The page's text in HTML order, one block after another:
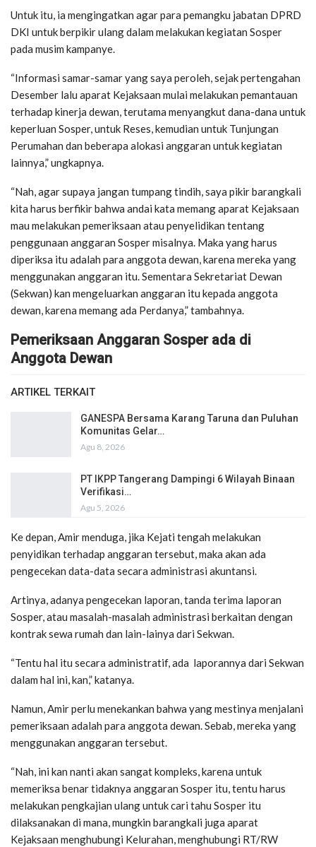
Untuk itu, ia mengingatkan agar para pemangku jabatan DPRD
DKI untuk berpikir ulang dalam melakukan kegiatan Sosper
pada musim kampanye.
“Informasi samar-samar yang saya peroleh, sejak pertengahan
Desember lalu aparat Kejaksaan mulai melakukan pemantauan
terhadap kinerja dewan, terutama menyangkut dana-dana untuk
keperluan Sosper, untuk Reses, kemudian untuk Tunjungan
Perumahan dan beberapa alokasi anggaran untuk kegiatan
lainnya,” ungkapnya.
“Nah, agar supaya jangan tumpang tindih, saya pikir barangkali
kita harus berfikir bahwa andai kata memang aparat Kejaksaan
mau melakukan pemeriksaan atau penyelidikan tentang
penggunaan anggaran Sosper misalnya. Maka yang harus
diperiksa itu adalah para anggota dewan, karena mereka yang
menggunakan anggaran itu. Sementara Sekretariat Dewan
(Sekwan) kan mengeluarkan anggaran itu kepada anggota
dewan, karena memang ada Perdanya,” tambahnya.
Pemeriksaan Anggaran Sosper ada di
Anggota Dewan
ARTIKEL TERKAIT
GANESPA Bersama Karang Taruna dan Puluhan
Komunitas Gelar…
Agu 8, 2026
PT IKPP Tangerang Dampingi 6 Wilayah Binaan
Verifikasi…
Agu 5, 2026
Ke depan, Amir menduga, jika Kejati tengah melakukan
penyidikan terhadap anggaran tersebut, maka akan ada
pengecekan data-data secara administrasi akuntansi.
Artinya, adanya pengecekan laporan, tanda terima laporan
Sosper, atau masalah-masalah administrasi berkaitan dengan
kontrak sewa rumah dan lain-lainya dari Sekwan.
“Tentu hal itu secara administratif, ada laporannya dari Sekwan
dalam hal ini, kan,” katanya.
Namun, Amir perlu menekankan bahwa yang mestinya menjalani
pemeriksaan adalah para anggota dewan. Sebab, mereka yang
menggunakan anggaran tersebut.
“Nah, ini kan nanti akan sangat kompleks, karena untuk
memeriksa benar tidaknya anggaran Sosper itu, tentu harus
melakukan pengkajian ulang untuk cari tahu Sosper itu
dilaksanakan di mana, mungkin barangkali juga aparat
Kejaksaan menghubungi Kelurahan, menghubungi RT/RW